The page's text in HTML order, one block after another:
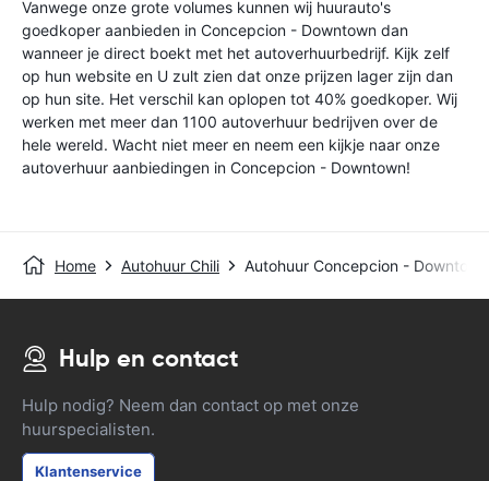
Vanwege onze grote volumes kunnen wij huurauto's
goedkoper aanbieden in Concepcion - Downtown dan
wanneer je direct boekt met het autoverhuurbedrijf. Kijk zelf
op hun website en U zult zien dat onze prijzen lager zijn dan
op hun site. Het verschil kan oplopen tot 40% goedkoper. Wij
werken met meer dan 1100 autoverhuur bedrijven over de
hele wereld. Wacht niet meer en neem een kijkje naar onze
autoverhuur aanbiedingen in Concepcion - Downtown!
Home Autohuur Chili Autohuur Concepcion - Downtown
Hulp en contact
Hulp nodig? Neem dan contact op met onze
huurspecialisten.
Klantenservice